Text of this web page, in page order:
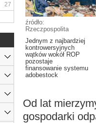
źródło:
Rzeczpospolita
Jednym z najbardziej
kontrowersyjnych
wątków wokół ROP
pozostaje
finansowanie systemu
adobestock
Od lat
gospodarki
27